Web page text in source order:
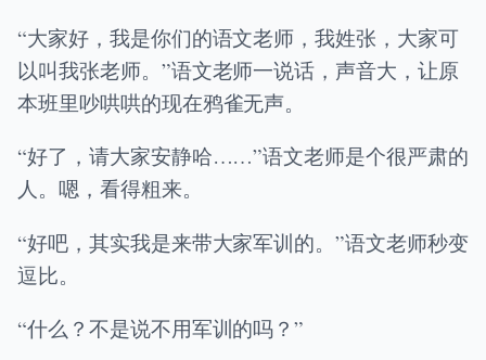
“大家好，我是你们的语文老师，我姓张，大家可
以叫我张老师。”语文老师一说话，声音大，让原
本班里吵哄哄的现在鸦雀无声。
“好了，请大家安静哈……”语文老师是个很严肃的
人。嗯，看得粗来。
“好吧，其实我是来带大家军训的。”语文老师秒变
逗比。
“什么？不是说不用军训的吗？”